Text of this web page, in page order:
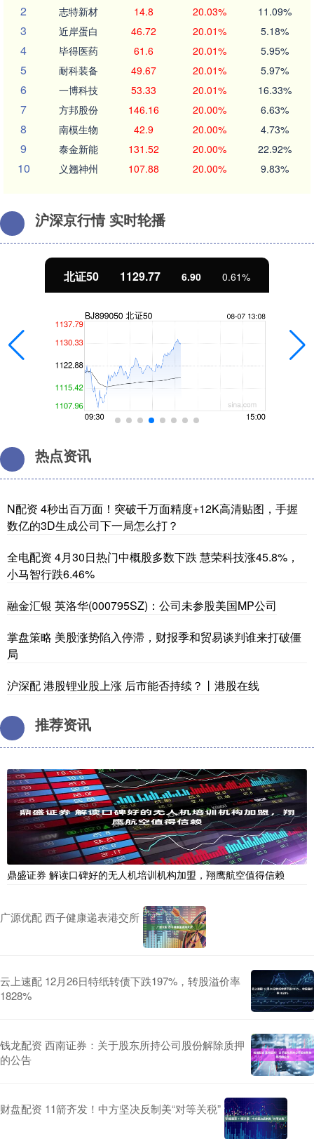
2 志特新材 14.8 20.03% 11.09%
3 近岸蛋白 46.72 20.01% 5.18%
4 毕得医药 61.6 20.01% 5.95%
5 耐科装备 49.67 20.01% 5.97%
6 一博科技 53.33 20.01% 16.33%
7 方邦股份 146.16 20.00% 6.63%
8 南模生物 42.9 20.00% 4.73%
9 泰金新能 131.52 20.00% 22.92%
10 义翘神州 107.88 20.00% 9.83%
沪深京行情 实时轮播
北证50 1129.77 6.90 0.61%
热点资讯
N配资 4秒出百万面！突破千万面精度+12K高清贴图，手握
数亿的3D生成公司下一局怎么打？
全电配资 4月30日热门中概股多数下跌 慧荣科技涨45.8%，
小马智行跌6.46%
融金汇银 英洛华(000795SZ)：公司未参股美国MP公司
掌盘策略 美股涨势陷入停滞，财报季和贸易谈判谁来打破僵
局
沪深配 港股锂业股上涨 后市能否持续？丨港股在线
推荐资讯
鼎盛证券 解读口碑好的无人机培训机构加盟，翔鹰航空值得信赖
广源优配 西子健康递表港交所
云上速配 12月26日特纸转债下跌197%，转股溢价率
1828%
钱龙配资 西南证券：关于股东所持公司股份解除质押
的公告
财盘配资 11箭齐发！中方坚决反制美“对等关税”